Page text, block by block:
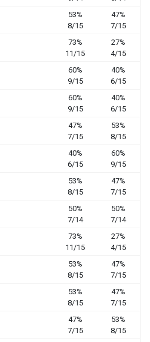
53%
8/15
47%
7/15
73%
11/15
27%
4/15
60%
9/15
40%
6/15
60%
9/15
40%
6/15
47%
7/15
53%
8/15
40%
6/15
60%
9/15
53%
8/15
47%
7/15
50%
7/14
50%
7/14
73%
11/15
27%
4/15
53%
8/15
47%
7/15
53%
8/15
47%
7/15
47%
7/15
53%
8/15